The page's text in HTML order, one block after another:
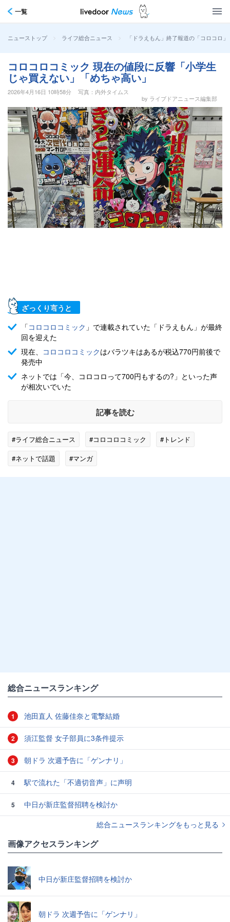
一覧
ニューストップ > ライフ総合ニュース > 「ドラえもん」終了報道の「コロコロ
コロコロコミック 現在の値段に反響「小学生
じゃ買えない」「めちゃ高い」
2026年4月16日 10時58分
写真：内外タイムス
by ライブドアニュース編集部
ざっくり言うと
「コロコロコミック 」で連載されていた「ドラえもん」が最終
回を迎えた
現在、 コロコロコミックはバラツキはあるが税込770円前後で
発売中
ネットでは「今、コロコロって700円もするの?」といった声
が相次いでいた
記事を読む
#ライフ総合ニュース #コロコロコミック
#トレンド
#ネットで話題
#マンガ
総合ニュースランキング
1 池田直人 佐藤佳奈と電撃結婚
2 須江監督 女子部員に3条件提示
3 朝ドラ 次週予告に「ゲンナリ」
4 駅で流れた「不適切音声」に声明
5
中日が新庄監督招聘を検討か
総合ニュースランキングをもっと見る
画像アクセスランキング
中日が新庄監督招聘を検討か
朝ドラ 次週予告に「ゲンナリ」